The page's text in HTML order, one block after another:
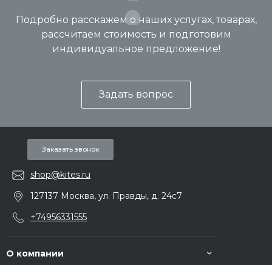
Подробно расскажем о наших услугах, товарах,
рассчитаем стоимость и подготовим
индивидуальное предложение!
Задать вопрос
Заказать звонок
shop@kites.ru
127137 Москва, ул. Правды, д. 24с7
+74956331555
О компании